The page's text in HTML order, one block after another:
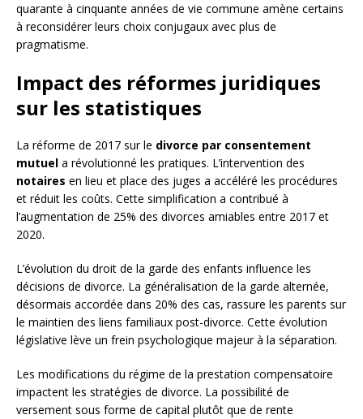
quarante à cinquante années de vie commune amène certains
à reconsidérer leurs choix conjugaux avec plus de
pragmatisme.
Impact des réformes juridiques
sur les statistiques
La réforme de 2017 sur le divorce par consentement
mutuel a révolutionné les pratiques. L’intervention des
notaires en lieu et place des juges a accéléré les procédures
et réduit les coûts. Cette simplification a contribué à
l’augmentation de 25% des divorces amiables entre 2017 et
2020.
L’évolution du droit de la garde des enfants influence les
décisions de divorce. La généralisation de la garde alternée,
désormais accordée dans 20% des cas, rassure les parents sur
le maintien des liens familiaux post-divorce. Cette évolution
législative lève un frein psychologique majeur à la séparation.
Les modifications du régime de la prestation compensatoire
impactent les stratégies de divorce. La possibilité de
versement sous forme de capital plutôt que de rente